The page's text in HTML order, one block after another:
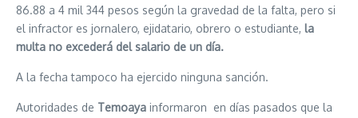
86.88 a 4 mil 344 pesos según la gravedad de la falta, pero si
el infractor es jornalero, ejidatario, obrero o estudiante, la
multa no excederá del salario de un día.
A la fecha tampoco ha ejercido ninguna sanción.
Autoridades de Temoaya informaron en días pasados que la